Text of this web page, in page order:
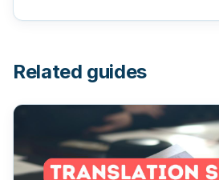
Related guides